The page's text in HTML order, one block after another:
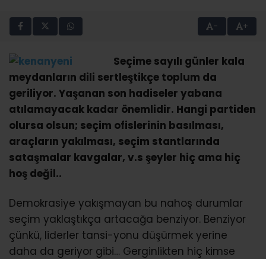
- +
Seçime sayılı günler kala
meydanların dili sertleştikçe toplum da
geriliyor. Yaşanan son hadiseler yabana
atılamayacak kadar önemlidir. Hangi partiden
olursa olsun; seçim ofislerinin basılması,
araçların yakılması, seçim stantlarında
sataşmalar kavgalar, v.s şeyler hiç ama hiç
hoş değil..
Demokrasiye yakışmayan bu nahoş durumlar
seçim yaklaştıkça artacağa benziyor. Benziyor
çünkü, liderler tansi-yonu düşürmek yerine
daha da geriyor gibi… Gerginlikten hiç kimse